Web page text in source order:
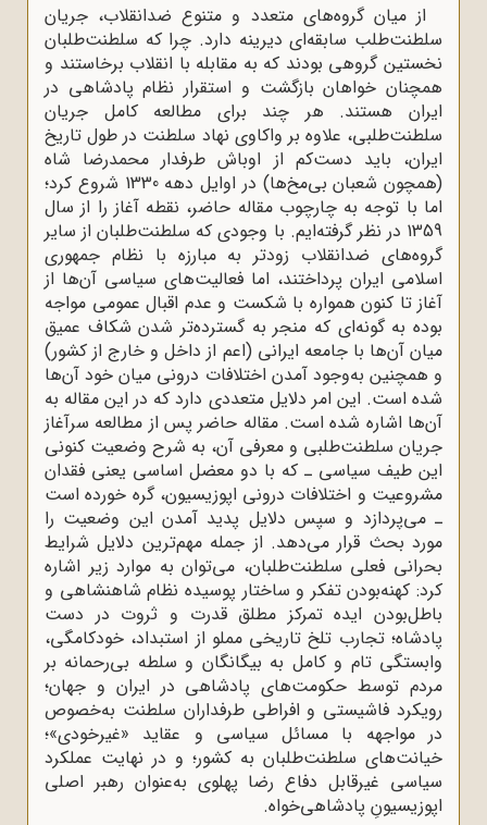
از میان گروه‌های متعدد و متنوع ضدانقلاب، جریان
سلطنت‌طلب سابقه‌ای دیرینه‌ دارد. چرا که سلطنت‌طلبان
نخستین گروهی بودند که به مقابله با انقلاب برخاستند و
همچنان خواهان بازگشت و استقرار نظام پادشاهی در
ایران هستند. هر چند برای مطالعه کامل جریان
سلطنت‌طلبی، علاوه بر واکاوی نهاد سلطنت در طول تاریخ
ایران، باید دست‌کم از اوباش طرفدار محمدرضا شاه
(همچون شعبان بی‌مخ‌ها) در اوایل دهه 1330 شروع کرد؛
اما با توجه به چارچوب مقاله حاضر، نقطه آغاز را از سال
1359 در نظر گرفته‌ایم. با وجودی که سلطنت‌طلبان از سایر
گروه‌های ضدانقلاب زودتر به مبارزه با نظام جمهوری
اسلامی ایران پرداختند، اما فعالیت‌های سیاسی آن‌ها از
آغاز تا کنون همواره با شکست و عدم اقبال عمومی مواجه
بوده به گونه‌ای که منجر به گسترده‌تر شدن شکاف عمیق
میان آن‌ها با جامعه ایرانی (اعم از داخل و خارج از کشور)
و همچنین به‌وجود آمدن اختلافات درونی میان خود آن‌ها
شده است. این امر دلایل متعددی دارد که در این مقاله به
آن‌ها اشاره شده است. مقاله حاضر پس از مطالعه سرآغاز
جریان سلطنت‌طلبی و معرفی آن‌، به شرح وضعیت کنونی
این طیف سیاسی ـ که با دو معضل اساسی یعنی فقدان
مشروعیت و اختلافات درونی اپوزیسیون، گره خورده است
ـ می‌پردازد و سپس دلایل پدید آمدن این وضعیت را
مورد بحث قرار می‌دهد. از جمله مهم‌ترین دلایل شرایط
بحرانی فعلی سلطنت‌طلبان، می‌توان به موارد زیر اشاره
کرد: کهنه‌بودن تفکر و ساختار پوسیده نظام شاهنشاهی و
باطل‌بودن ایده تمرکز مطلق قدرت و ثروت در دست
پادشاه؛ تجارب تلخ تاریخی مملو از استبداد، خودکامگی،
وابستگی تام و کامل به بیگانگان و سلطه بی‌رحمانه بر
مردم توسط حکومت‌های پادشاهی در ایران و جهان؛
رویکرد فاشیستی و افراطی طرفداران سلطنت به‌خصوص
در مواجهه با مسائل سیاسی و عقاید «غیرخودی»؛
خیانت‌های سلطنت‌طلبان به کشور؛ و در نهایت عملکرد
سیاسی غیرقابل دفاع رضا پهلوی به‌عنوان رهبر اصلی
اپوزیسیونِ پادشاهی‌خواه.